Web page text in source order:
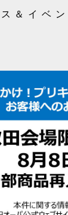
＆イベン